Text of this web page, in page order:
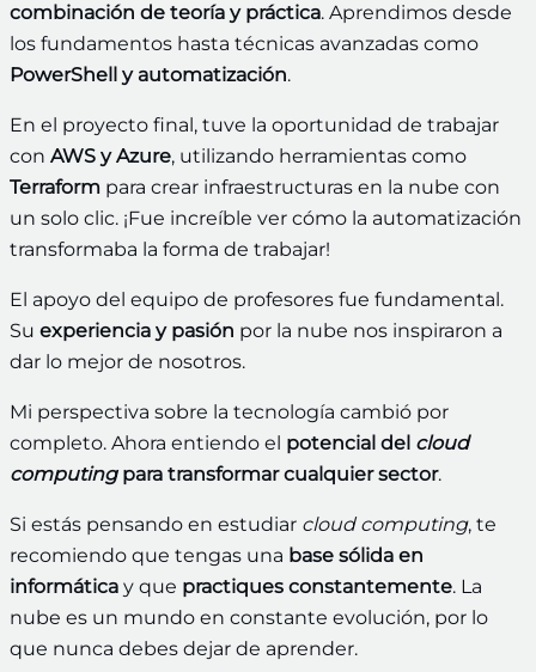
combinación de teoría y práctica. Aprendimos desde
los fundamentos hasta técnicas avanzadas como
PowerShell y automatización.
En el proyecto final, tuve la oportunidad de trabajar
con AWS y Azure, utilizando herramientas como
Terraform para crear infraestructuras en la nube con
un solo clic. ¡Fue increíble ver cómo la automatización
transformaba la forma de trabajar!
El apoyo del equipo de profesores fue fundamental.
Su experiencia y pasión por la nube nos inspiraron a
dar lo mejor de nosotros.
Mi perspectiva sobre la tecnología cambió por
completo. Ahora entiendo el potencial del cloud
computingpara transformar cualquier sector.
Si estás pensando en estudiar cloud computing, te
recomiendo que tengas una base sólida en
informática y que practiques constantemente. La
nube es un mundo en constante evolución, por lo
que nunca debes dejar de aprender.